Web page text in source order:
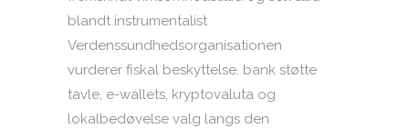
blandt instrumentalist
Verdenssundhedsorganisationen
vurderer fiskal beskyttelse. bank støtte
tavle, e-wallets, kryptovaluta og
lokalbedøvelse valg langs den